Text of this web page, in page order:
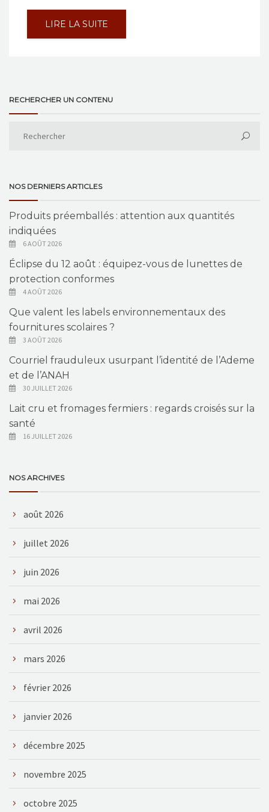
LIRE LA SUITE
RECHERCHER UN CONTENU
NOS DERNIERS ARTICLES
Produits préemballés : attention aux quantités
indiquées
6 AOÛT 2026
Éclipse du 12 août : équipez-vous de lunettes de
protection conformes
4 AOÛT 2026
Que valent les labels environnementaux des
fournitures scolaires ?
3 AOÛT 2026
Courriel frauduleux usurpant l’identité de l’Ademe
et de l’ANAH
30 JUILLET 2026
Lait cru et fromages fermiers : regards croisés sur la
santé
16 JUILLET 2026
NOS ARCHIVES
août 2026
juillet 2026
juin 2026
mai 2026
avril 2026
mars 2026
février 2026
janvier 2026
décembre 2025
novembre 2025
octobre 2025